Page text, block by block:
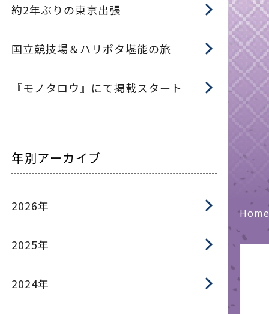
約2年ぶりの東京出張
国立競技場＆ハリポタ堪能の旅
『モノタロウ』にて掲載スタート
年別アーカイブ
2026年
2025年
2024年
Home